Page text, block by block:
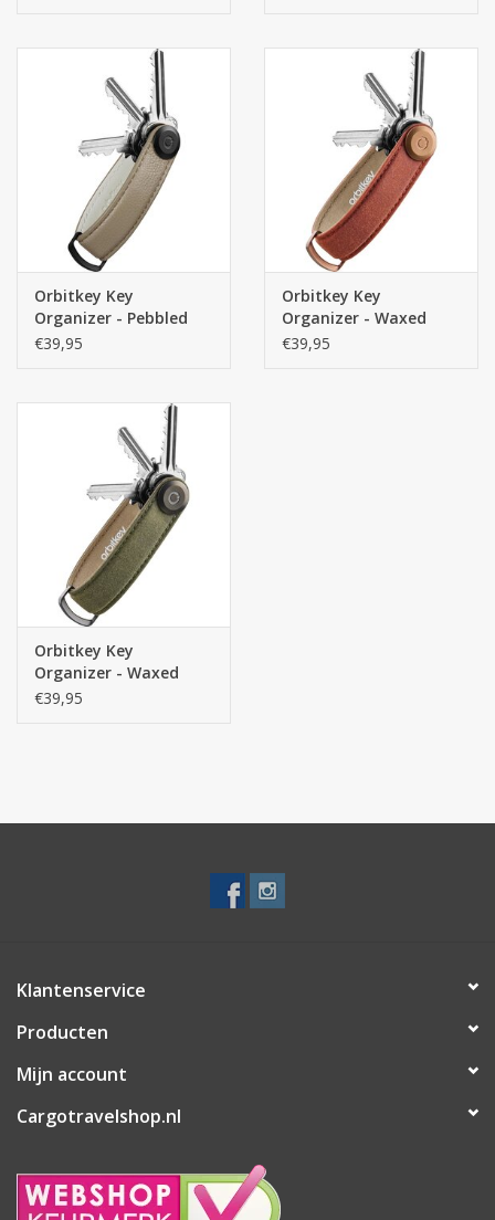
Orbitkey Key
Organizer - Pebbled
Leather Ecru -
€39,95
Orbitkey Key
Organizer - Waxed
Canvas Brick Red -
€39,95
Orbitkey Key
Organizer - Waxed
Canvas Khaki Green -
€39,95
Klantenservice
Producten
Mijn account
Cargotravelshop.nl